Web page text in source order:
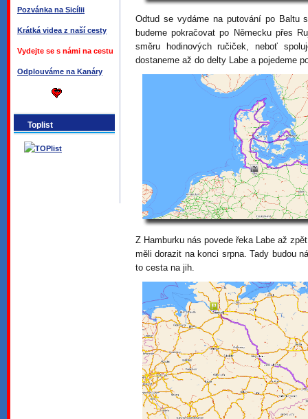
Pozvánka na Sicílii
Krátká videa z naší cesty
Vydejte se s námi na cestu
Odplouváme na Kanáry
Toplist
Odtud se vydáme na putování po Baltu
budeme pokračovat po Německu přes
směru hodinových ručiček, neboť
dostaneme až do delty Labe a pojedeme
Z Hamburku nás povede řeka Labe až
měli dorazit na konci srpna. Tady budou
to cesta na jih.